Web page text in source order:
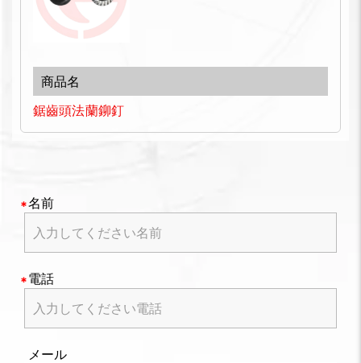
鋸齒頭法蘭鉚釘
名前
電話
メール